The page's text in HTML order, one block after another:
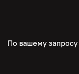
По вашему